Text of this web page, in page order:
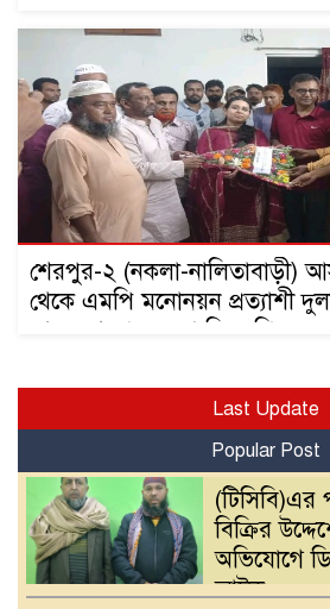
শেরপুর-২ (নকলা-নালিতাবাড়ী)
থেকে এমপি মনোনয়ন প্রত্যাশী
থেকে শেরপুর জেলা বিএনপির
Last Update
Popular Post
বিক্রির
অভিযোগে
আটক